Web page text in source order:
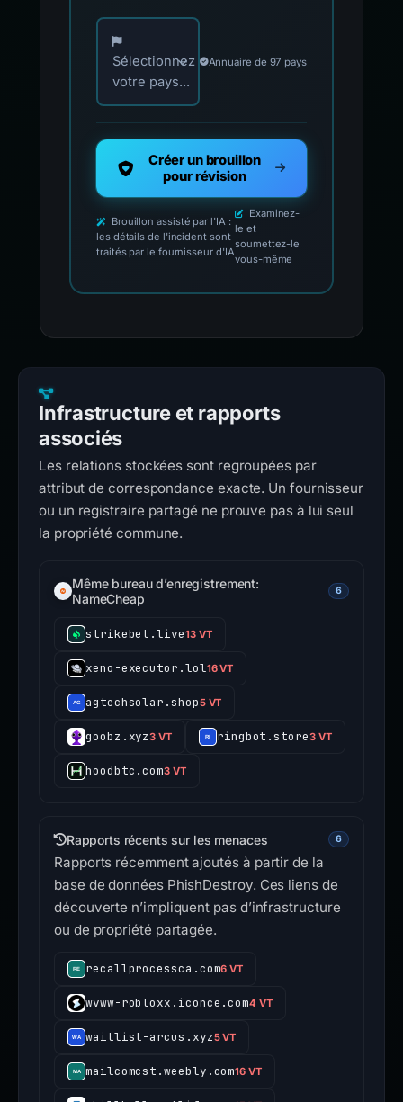
Choisissez votre pays pour les contacts
Sélectionnez
votre pays...
Annuaire de 97 pays
Créer un brouillon
pour révision
Brouillon assisté par l'IA :
les détails de l'incident sont
traités par le fournisseur d'IA
Examinez-
le et
soumettez-le
vous-même
Infrastructure et rapports
associés
Les relations stockées sont regroupées par
attribut de correspondance exacte. Un fournisseur
ou un registraire partagé ne prouve pas à lui seul
la propriété commune.
Même bureau d’enregistrement:
NameCheap
6
strikebet.live13 VT
xeno-executor.lol16 VT
agtechsolar.shop5 VT
goobz.xyz3 VT ringbot.store3 VT
hoodbtc.com3 VT
Rapports récents sur les menaces 6
Rapports récemment ajoutés à partir de la
base de données PhishDestroy. Ces liens de
découverte n’impliquent pas d’infrastructure
ou de propriété partagée.
recallprocessca.com6 VT
wvww-robloxx.iconce.com4 VT
waitlist-arcus.xyz5 VT
mailcomcst.weebly.com16 VT